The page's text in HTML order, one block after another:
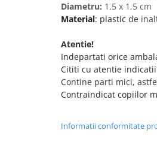
Diametru: 1,5 x 1,5 cm
Material: plastic de
Atentie!
Indepartati orice
Cititi cu atentie
Contine parti mici,
Contraindicat copiilor
Informatii conformitate